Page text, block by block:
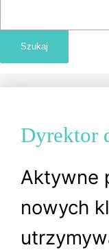
Dyrektor
Aktywne
nowych